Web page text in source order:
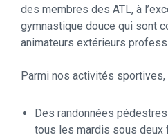
des membres des ATL, à
gymnastique douce qui sont
animateurs extérieurs
Parmi nos activités sportives,
Des randonnées
tous les mardis sous deux